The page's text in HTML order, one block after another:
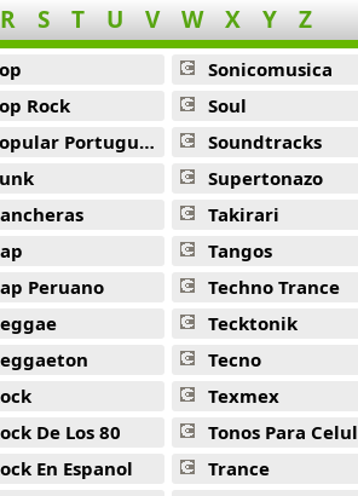
R S T U V W X Y Z
Rock
Portuguesa
Peruano
De Los 80
En Espanol
Sonicomusica
Soul
Soundtracks
Supertonazo
Takirari
Tangos
Techno Trance
Tecktonik
Tecno
Texmex
Tonos Para Celulares
Trance